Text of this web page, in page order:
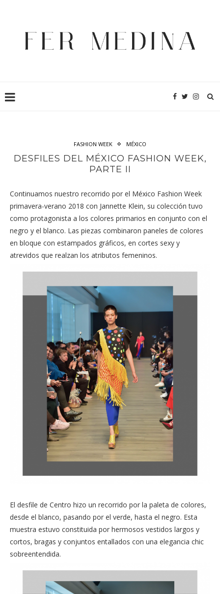
FASHION WEEK MÉXICO
DESFILES DEL MÉXICO FASHION WEEK,
PARTE II
Continuamos nuestro recorrido por el México Fashion Week
primavera-verano 2018 con Jannette Klein, su colección tuvo
como protagonista a los colores primarios en conjunto con el
negro y el blanco. Las piezas combinaron paneles de colores
en bloque con estampados gráficos, en cortes sexy y
atrevidos que realzan los atributos femeninos.
El desfile de Centro hizo un recorrido por la paleta de colores,
desde el blanco, pasando por el verde, hasta el negro. Esta
muestra estuvo constituida por hermosos vestidos largos y
cortos, bragas y conjuntos entallados con una elegancia chic
sobreentendida.